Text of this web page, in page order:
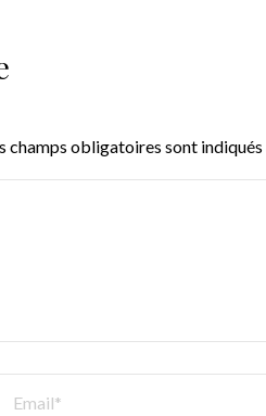
champs obligatoires sont indiqués